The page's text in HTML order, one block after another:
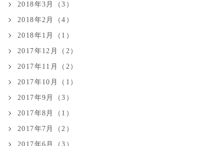
2018年3月（3）
2018年2月（4）
2018年1月（1）
2017年12月（2）
2017年11月（2）
2017年10月（1）
2017年9月（3）
2017年8月（1）
2017年7月（2）
2017年6月（3）